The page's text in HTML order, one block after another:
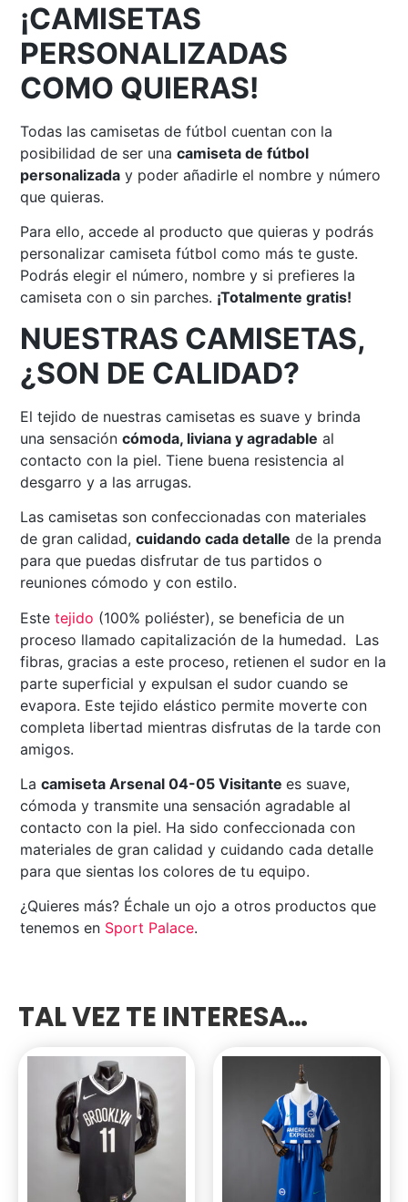
¡CAMISETAS
PERSONALIZADAS
COMO QUIERAS!
Todas las camisetas de fútbol cuentan con la
posibilidad de ser unacamiseta de fútbol
personalizada y poder añadirle el nombre y número
que quieras.
Para ello, accede al producto que quieras y podrás
personalizar camiseta fútbol como más te guste.
Podrás elegir el número, nombre y si prefieres la
camiseta con o sin parches. ¡Totalmente gratis!
NUESTRAS CAMISETAS,
¿SON DE CALIDAD?
El tejido de nuestras camisetas es suave y brinda
una sensacióncómoda, liviana y agradable al
contacto con la piel. Tiene buena resistencia al
desgarro y a las arrugas.
Las camisetas son confeccionadas con materiales
de gran calidad,cuidando cada detalle de la prenda
para que puedas disfrutar de tus partidos o
reuniones cómodo y con estilo.
Estetejido (100% poliéster), se beneficia de un
proceso llamado capitalización de la humedad. Las
fibras, gracias a este proceso, retienen el sudor en la
parte superficial y expulsan el sudor cuando se
evapora. Este tejido elástico permite moverte con
completa libertad mientras disfrutas de la tarde con
amigos.
Lacamiseta Arsenal 04-05 Visitante es suave,
cómoda y transmite una sensación agradable al
contacto con la piel. Ha sido confeccionada con
materiales de gran calidad y cuidando cada detalle
para que sientas los colores de tu equipo.
¿Quieres más? Échale un ojo a otros productos que
tenemos en Sport Palace.
TAL VEZ TE INTERESA…